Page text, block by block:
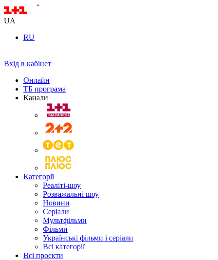
UA
RU
Вхід в кабінет
Онлайн
ТБ програма
Канали
Категорії
Реаліті-шоу
Розважальні шоу
Новини
Серіали
Мультфільми
Фільми
Українські фільми і серіали
Всі категорії
Всі проєкти